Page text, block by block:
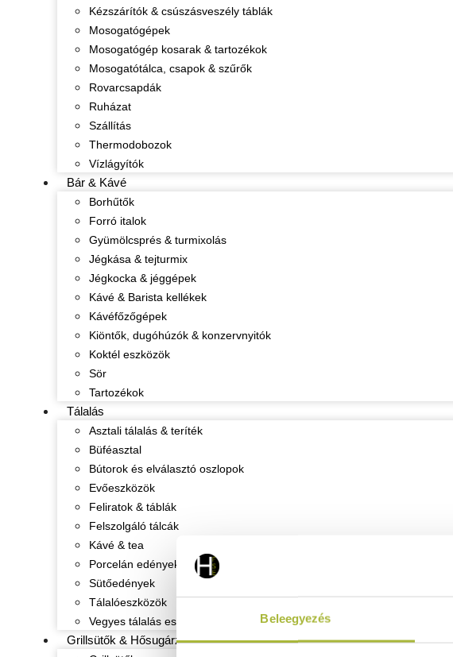
Beleegyezés
Kézszárítók & csúszásveszély táblák
Mosogatógépek
Mosogatógép kosarak & tartozékok
Mosogatótálca, csapok & szűrők
Rovarcsapdák
Ruházat
Szállítás
Thermodobozok
Vízlágyítók
Bár & Kávé
Borhűtők
Forró italok
Gyümölcsprés & turmixolás
Jégkása & tejturmix
Jégkocka & jéggépek
Kávé & Barista kellékek
Kávéfőzőgépek
Kiöntők, dugóhúzók & konzervnyitók
Koktél eszközök
Sör
Tartozékok
Tálalás
Asztali tálalás & teríték
Büféasztal
Bútorok és elválasztó oszlopok
Evőeszközök
Feliratok & táblák
Felszolgáló tálcák
Kávé & tea
Porcelán edények
Sütőedények
Tálalóeszközök
Vegyes tálalás eszközök
Grillsütők & Hősugárzók